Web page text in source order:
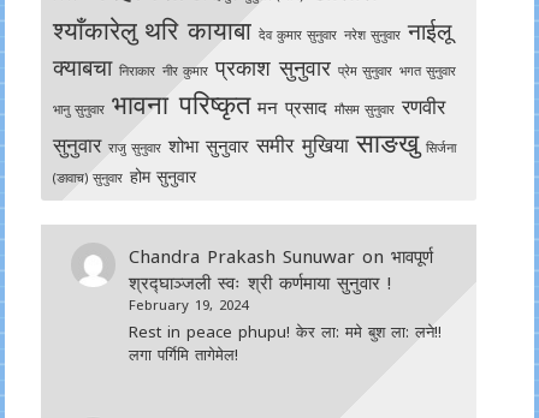
श्याँकारेलु थरि कायाबा देव कुमार सुनुवार नरेश सुनुवार नाईलू
क्याबचा निराकार नीर कुमार प्रकाश सुनुवार प्रेम सुनुवार भगत सुनुवार
भानु सुनुवार भावना परिष्कृत मन प्रसाद मौसम सुनुवार रणवीर
सुनुवार राजु सुनुवार शोभा सुनुवार समीर मुखिया साङखु सिर्जना
(ङावाच) सुनुवार होम सुनुवार
Chandra Prakash Sunuwar onभावपूर्ण
श्रद्घाञ्जली स्वः श्री कर्णमाया सुनुवार !
February 19, 2024
Rest in peace phupu! केर ला: ममे बुश ला: लने!!
लगा पर्गिमि तागेमेल!